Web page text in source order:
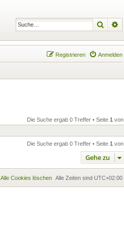
Suche
Anmelden
Registrieren
Die Suche ergab 0 Treffer • Seite 1 von
Die Suche ergab 0 Treffer • Seite 1 von
Gehe zu
Alle Zeiten sind UTC+02:00
Alle Cookies löschen